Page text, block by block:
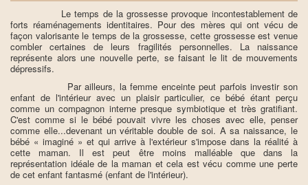
Le temps de la grossesse provoque incontestablement de
forts réaménagements identitaires. Pour des mères qui ont vécu de
façon valorisante le temps de la grossesse, cette grossesse est venue
combler certaines de leurs fragilités personnelles. La naissance
représente alors une nouvelle perte, se faisant le lit de mouvements
dépressifs.
Par ailleurs, la femme enceinte peut parfois investir son
enfant de l'intérieur avec un plaisir particulier, ce bébé étant perçu
comme un compagnon interne presque symbiotique et très gratifiant.
C'est comme si le bébé pouvait vivre les choses avec elle, penser
comme elle...devenant un véritable double de soi. A sa naissance, le
bébé « imaginé » et qui arrive à l'extérieur s'impose dans la réalité à
cette maman. Il est peut être moins malléable que dans la
représentation idéale de la maman et cela est vécu comme une perte
de cet enfant fantasmé (enfant de l'intérieur).